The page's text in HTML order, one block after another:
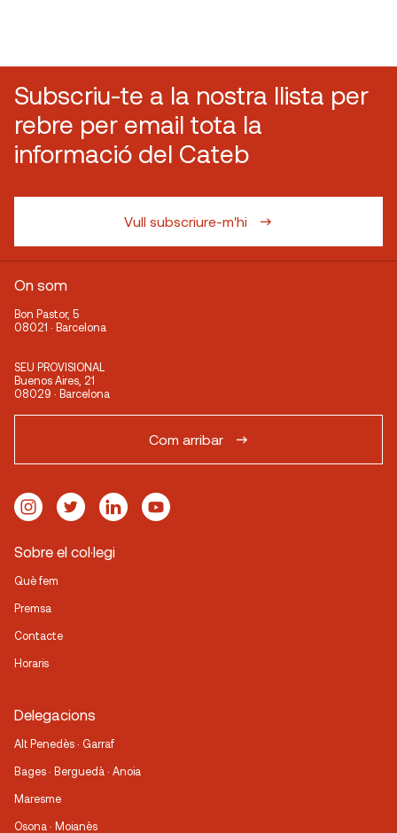
Subscriu-te a la nostra llista per
rebre per email tota la
informació del Cateb
Vull subscriure-m'hi
On som
Bon Pastor, 5
08021 · Barcelona
SEU PROVISIONAL
Buenos Aires, 21
08029 · Barcelona
Com arribar
Sobre el col·legi
Què fem
Premsa
Contacte
Horaris
Delegacions
Alt Penedès · Garraf
Bages · Berguedà · Anoia
Maresme
Osona · Moianès